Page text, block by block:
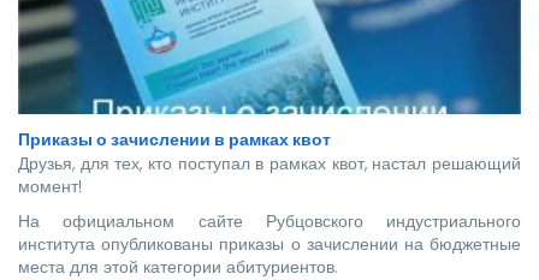
Приказы о зачислении в рамках квот
Друзья, для тех, кто поступал в рамках квот, настал решающий
момент!
На официальном сайте Рубцовского индустриального
института опубликованы приказы о зачислении на бюджетные
места для этой категории абитуриентов.